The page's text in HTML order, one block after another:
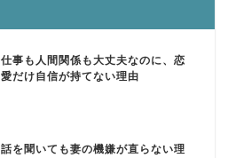
仕事も人間関係も大丈夫なのに、恋
愛だけ自信が持てない理由
話を聞いても妻の機嫌が直らない理